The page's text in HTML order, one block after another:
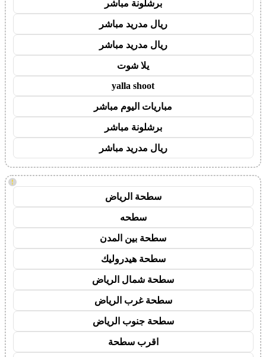
برشلونة مباشر
ريال مدريد مباشر
ريال مدريد مباشر
يلا شوت
yalla shoot
مباريات اليوم مباشر
برشلونة مباشر
ريال مدريد مباشر
!
سطحة الرياض
سطحه
سطحة بين المدن
سطحة هيدروليك
سطحة شمال الرياض
سطحة غرب الرياض
سطحة جنوب الرياض
اقرب سطحة